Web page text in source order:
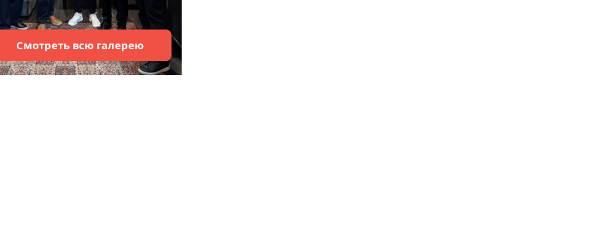
Смотреть всюгалерею